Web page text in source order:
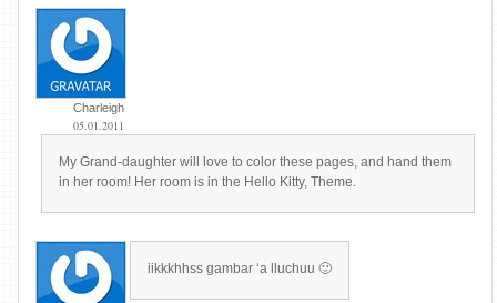
Charleigh
05.01.2011
My Grand-daughter will love to color these pages, and hand them
in her room! Her room is in the Hello Kitty, Theme.
iikkkhhss gambar ‘a lluchuu 🙂